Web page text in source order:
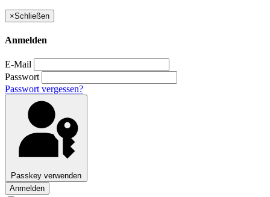
×Schließen
Anmelden
E-Mail
Passwort
Passwort vergessen?
Passkey verwenden
Anmelden